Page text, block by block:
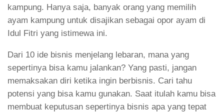
kampung. Hanya saja, banyak orang yang memilih
ayam kampung untuk disajikan sebagai opor ayam di
Idul Fitri yang istimewa ini.
Dari 10 ide bisnis menjelang lebaran, mana yang
sepertinya bisa kamu jalankan? Yang pasti, jangan
memaksakan diri ketika ingin berbisnis. Cari tahu
potensi yang bisa kamu gunakan. Saat itulah kamu bisa
membuat keputusan sepertinya bisnis apa yang tepat